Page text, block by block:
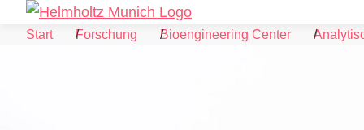
Skip to Content
Start Forschung Bioengineering Center